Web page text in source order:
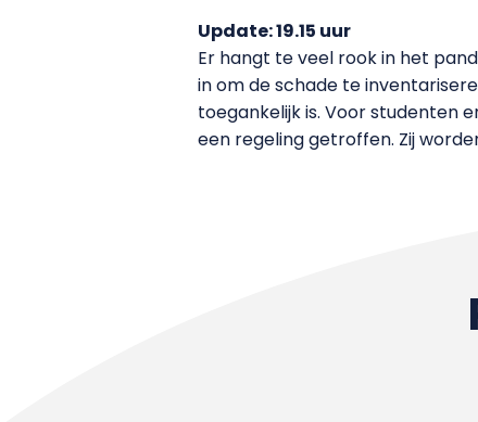
Update: 19.15 uur
Er hangt te veel rook in het
in om de schade te
toegankelijk is. Voor studenten
een regeling getroffen. Zij